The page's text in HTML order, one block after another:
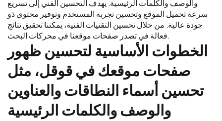
والوصف والكلمات الرئيسية. يهدف التحسين الفني إلى تسريع
سرعة تحميل الموقع وتحسين تجربة المستخدم وتوفير محتوى ذو
جودة عالية. من خلال تحسين التقنيات الفنية، يمكننا تحقيق نتائج
فعالة في تصدر صفحات موقعنا في محركات البحث.
الخطوات الأساسية لتحسين ظهور
صفحات موقعك في قوقل، مثل
تحسين أسماء النطاقات والعناوين
والوصف والكلمات الرئيسية